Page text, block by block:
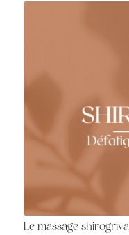
Le massage shirogriva